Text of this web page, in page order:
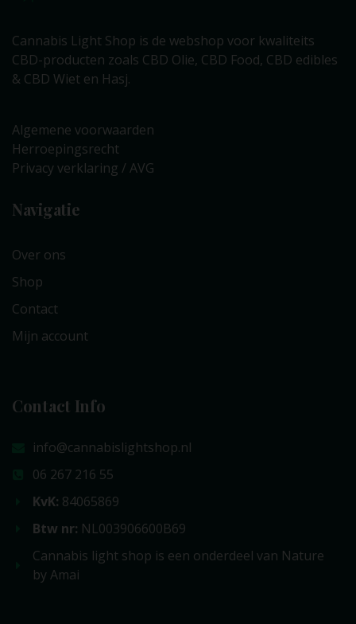
Cannabis Light Shop is de webshop voor kwaliteits
CBD-producten zoals CBD Olie, CBD Food, CBD edibles
& CBD Wiet en Hasj.
Algemene voorwaarden
Herroepingsrecht
Privacy verklaring / AVG
Navigatie
Over ons
Shop
Contact
Mijn account
Contact Info
info@cannabislightshop.nl
06 267 216 55
KvK: 84065869
Btw nr: NL003906600B69
Cannabis light shop is een onderdeel van Nature
by Amai